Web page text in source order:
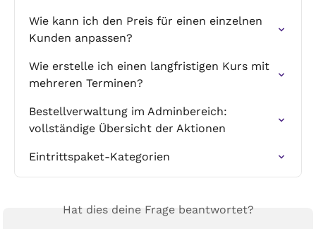
Wie kann ich den Preis für einen einzelnen
Kunden anpassen?
Wie erstelle ich einen langfristigen Kurs mit
mehreren Terminen?
Bestellverwaltung im Adminbereich:
vollständige Übersicht der Aktionen
Eintrittspaket-Kategorien
Hat dies deine Frage beantwortet?